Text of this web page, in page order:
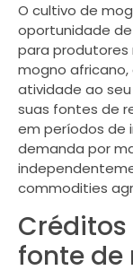
O cultivo de
oportunidade
para produtores
mogno
atividade ao
suas fontes de
em períodos de
demanda por
commodities
fonte